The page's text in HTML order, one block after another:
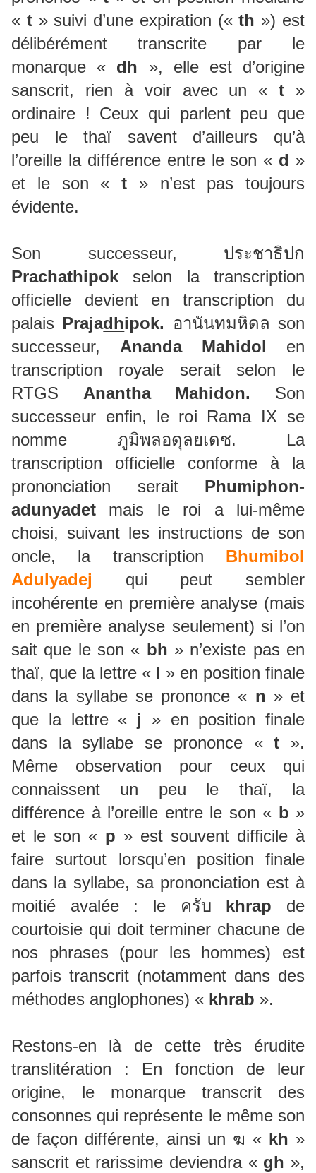
« t » suivi d’une expiration («th ») est
délibérément transcrite par le
monarque « dh », elle est d’origine
sanscrit, rien à voir avec un «t »
ordinaire ! Ceux qui parlent peu que
peu le thaï savent d’ailleurs qu’à
l’oreille la différence entre le son « d »
et le son « t » n’est pas toujours
évidente.
Son successeur, ประชาธิปก
Prachathipok selon la transcription
officielle devient en transcription du
palais Prajadhipok. อานันทมหิดล son
successeur, Ananda Mahidol en
transcription royale serait selon le
RTGS Anantha Mahidon. Son
successeur enfin, le roi Rama IX se
nomme ภูมิพลอดุลยเดช. La
transcription officielle conforme à la
prononciation serait Phumiphon-
adunyadet mais le roi a lui-même
choisi, suivant les instructions de son
oncle, la transcription Bhumibol
Adulyadej qui peut sembler
incohérente en première analyse (mais
en première analyse seulement) si l’on
sait que le son « bh » n’existe pas en
thaï, que la lettre « l » en position finale
dans la syllabe se prononce « n » et
que la lettre « j » en position finale
dans la syllabe se prononce «t ».
Même observation pour ceux qui
connaissent un peu le thaï, la
différence à l’oreille entre le son « b »
et le son « p » est souvent difficile à
faire surtout lorsqu’en position finale
dans la syllabe, sa prononciation est à
moitié avalée : le ครับ khrap de
courtoisie qui doit terminer chacune de
nos phrases (pour les hommes) est
parfois transcrit (notamment dans des
méthodes anglophones) « khrab ».
Restons-en là de cette très érudite
translitération : En fonction de leur
origine, le monarque transcrit des
consonnes qui représente le même son
de façon différente, ainsi un ฆ « kh »
sanscrit et rarissime deviendra « gh »,